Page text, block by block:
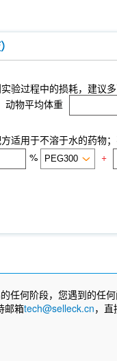
验过程中的损耗，建议
动物平均体重
适用于不溶于水的药物
% +
任何阶段，您遇到的任
邮箱tech@selleck.cn，